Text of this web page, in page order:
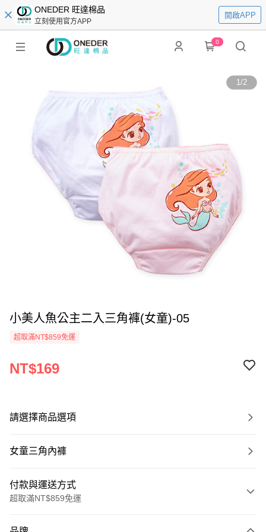
ONEDER 旺達棉品
立刻使用官方APP
開啟APP
0
1/2
小美人魚公主二入三角褲(女童)-05
超取滿NT$859免運
NT$169
請選擇商品選項
女童三角內褲
付款與運送方式
超取滿NT$859免運